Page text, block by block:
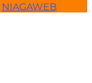
NIAGAWEB